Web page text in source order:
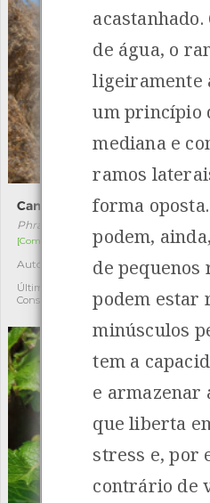
Caniço
Phragmites australis
[Comum]
Autóctone
Última observação por:
Constança
4
de água, o
ligeiramente
um princípio
mediana e
ramos
forma
podem,
de pequenos
podem estar
minúsculos
tem a
e armazenar
que liberta
stress e, por
contrário de